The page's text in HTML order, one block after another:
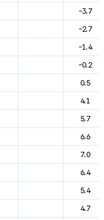
-3.7
-2.7
-1.4
-0.2
0.5
4.1
5.7
6.6
7.0
6.4
5.4
4.7